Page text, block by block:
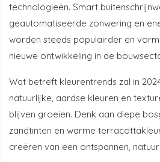
technologieën. Smart
geautomatiseerde zonwering en
worden steeds populairder en
nieuwe ontwikkeling in de
Wat betreft kleurentrends zal in
natuurlijke, aardse kleuren en
blijven groeien. Denk aan diepe
zandtinten en warme
creëren van een ontspannen,